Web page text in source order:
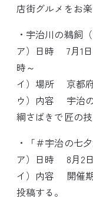
店街グルメをお
・宇治川の鵜飼
ア）日時 7月1日
時～
イ）場所 京都
ウ）内容 宇治
綱さばきで匠の
・「＃宇治の七
ア）日時 8月2日
イ）内容 開催期
投稿する。